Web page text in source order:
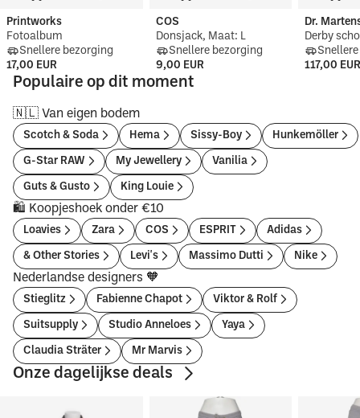
Printworks
Fotoalbum
Snellere bezorging
17,00 EUR
COS
Donsjack, Maat: L
Snellere bezorging
9,00 EUR
Dr.
117,00
Populaire op dit moment
🇳🇱 Van eigen bodem
Scotch & Soda Hema Sissy-Boy Hunkemöller
G-Star RAW My Jewellery Vanilia
Guts & Gusto King Louie
🛍️ Koopjeshoek onder €10
Loavies Zara COS ESPRIT Adidas
& Other Stories Levi's Massimo Dutti Nike
Nederlandse designers 🧡
Stieglitz Fabienne Chapot Viktor & Rolf
Suitsupply Studio Anneloes Yaya
Claudia Sträter Mr Marvis
Onze dagelijkse deals